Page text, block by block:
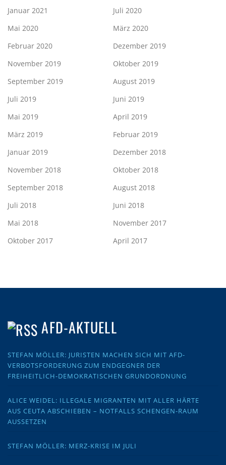
Januar 2021
Juli 2020
Mai 2020
März 2020
Februar 2020
Dezember 2019
November 2019
Oktober 2019
September 2019
August 2019
Juli 2019
Juni 2019
Mai 2019
April 2019
März 2019
Februar 2019
Januar 2019
Dezember 2018
November 2018
Oktober 2018
September 2018
August 2018
Juli 2018
Juni 2018
Mai 2018
November 2017
Oktober 2017
April 2017
AFD-AKTUELL
STEFAN MÖLLER: JURISTEN MACHEN SICH MIT AFD-
VERBOTSFORDERUNG ZUM ENDGEGNER DER
FREIHEITLICH-DEMOKRATISCHEN GRUNDORDNUNG
ALICE WEIDEL: ILLEGALE MIGRANTEN MIT ALLER HÄRTE
AUS CEUTA ABSCHIEBEN – NOTFALLS SCHENGEN-RAUM
AUSSETZEN
STEFAN MÖLLER: MERZ-KRISE IM JULI